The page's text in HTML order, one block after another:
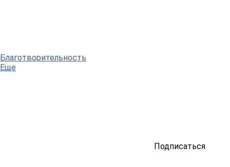
Благотворительность
Еще
Подписаться